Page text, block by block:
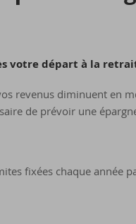
votre départ à la
revenus diminuent en
de prévoir une
fixées chaque année